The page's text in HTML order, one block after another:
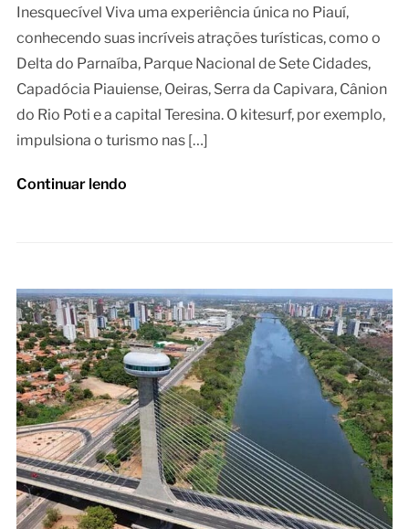
Inesquecível Viva uma experiência única no Piauí,
conhecendo suas incríveis atrações turísticas, como o
Delta do Parnaíba, Parque Nacional de Sete Cidades,
Capadócia Piauiense, Oeiras, Serra da Capivara, Cânion
do Rio Poti e a capital Teresina. O kitesurf, por exemplo,
impulsiona o turismo nas […]
Continuar lendo